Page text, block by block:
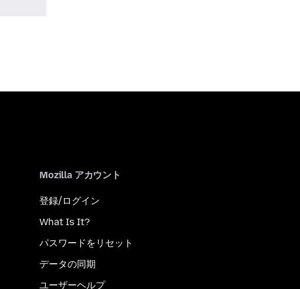
Mozilla アカウント
登録/ログイン
What Is It?
パスワードをリセット
データの同期
ユーザーヘルプ